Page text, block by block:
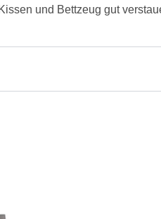
und Bettzeug gut